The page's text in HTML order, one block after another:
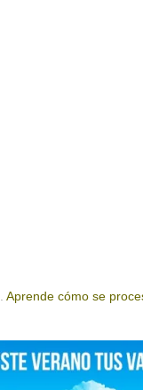
Aprende cómo se